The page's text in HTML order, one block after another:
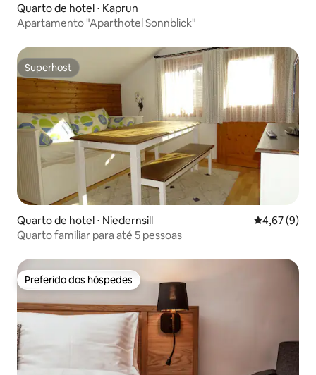
Quarto de hotel ⋅ Kaprun
Apartamento "Aparthotel Sonnblick"
Superhost
Superhost
Quarto de hotel ⋅ Niedernsill 4,67 de uma
4,67 (9)
Quarto familiar para até 5 pessoas
Preferido dos hóspedes
Preferido dos hóspedes